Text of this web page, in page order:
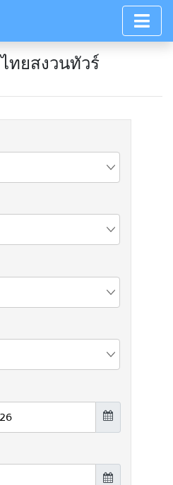
ไทยสงวนทัวร์